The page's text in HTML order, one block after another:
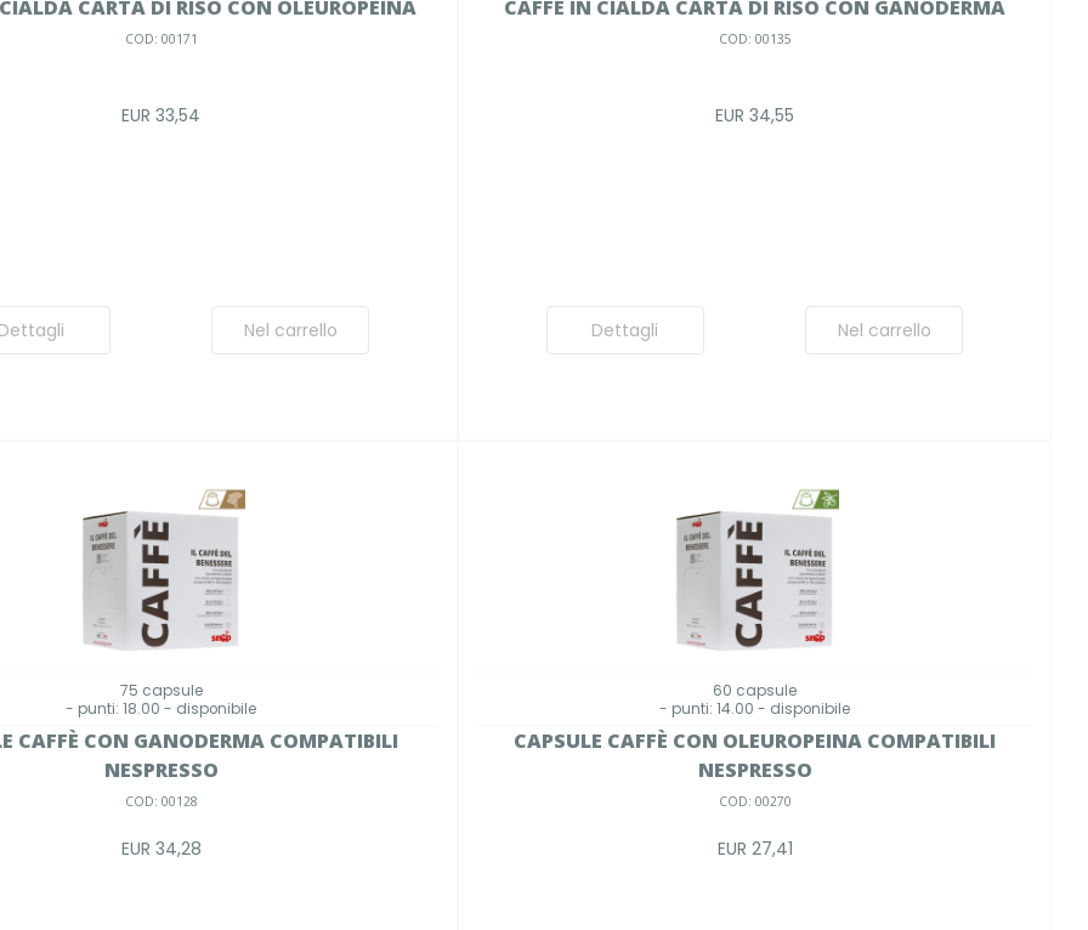
CARTA DI RISO CON OLEUROPEINA
COD: 00171
EUR 33,54
Nel carrello
CAFFÈ IN CIALDA CARTA DI RISO CON GANODERMA
COD: 00135
EUR 34,55
Dettagli Nel carrello
75 capsule
- punti: 18.00 - disponibile
CAFFÈ CON GANODERMA COMPATIBILI
NESPRESSO
COD: 00128
EUR 34,28
60 capsule
- punti: 14.00 - disponibile
CAPSULE CAFFÈ CON OLEUROPEINA COMPATIBILI
NESPRESSO
COD: 00270
EUR 27,41